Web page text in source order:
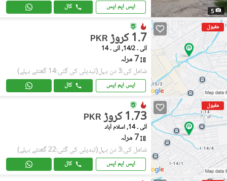
5 ایس ایم ایس کال
مقبول
PKR 1.7 کروڑ
آئی ۔ 14/2, آئی ۔ 14
7 مرلہ
شامل کی:3 دن پہل (تبدیلی کی گئی:14 گھنٹے پہلے)
ایس ایم ایس کال
مقبول
PKR 1.73 کروڑ
آئی ۔ 14, اسلام آباد
7 مرلہ
شامل کی:3 دن پہل (تبدیلی کی گئی:22 گھنٹے پہلے)
ایس ایم ایس کال